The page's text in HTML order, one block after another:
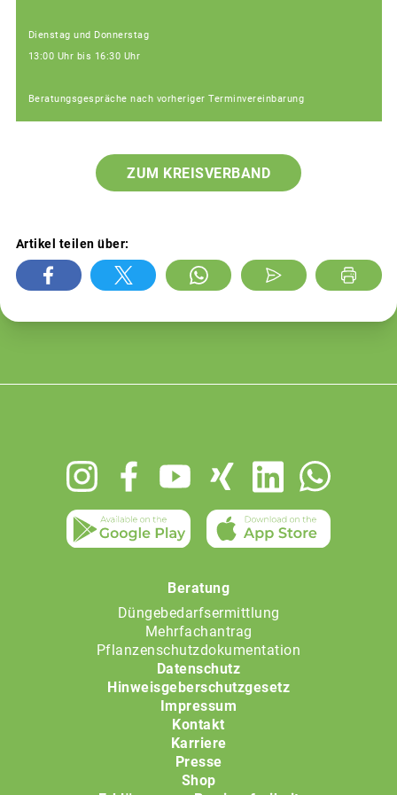
Dienstag und Donnerstag
13:00 Uhr bis 16:30 Uhr
Beratungsgespräche nach vorheriger Terminvereinbarung
ZUM KREISVERBAND
Artikel teilen über:
Beratung
Düngebedarfsermittlung
Mehrfachantrag
Pflanzenschutzdokumentation
Datenschutz
Hinweisgeberschutzgesetz
Impressum
Kontakt
Karriere
Presse
Shop